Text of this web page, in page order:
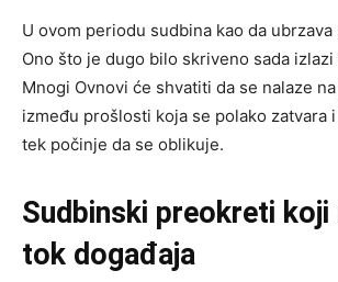
U ovom periodu sudbina kao da
Ono što je dugo bilo skriveno sada
Mnogi Ovnovi će shvatiti da se nalaze
između prošlosti koja se polako zatvara
tek počinje da se oblikuje.
Sudbinski preokreti koji
tok događaja